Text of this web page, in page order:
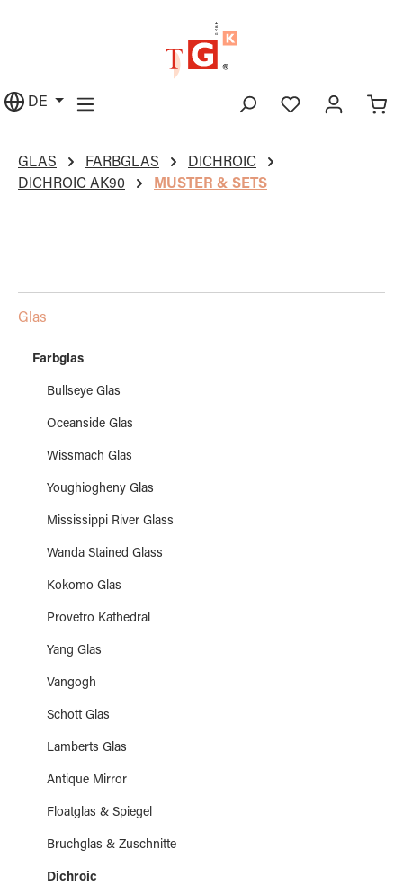
DE
GLAS FARBGLAS
DICHROIC
DICHROIC AK90
MUSTER & SETS
Glas
Farbglas
Bullseye Glas
Oceanside Glas
Wissmach Glas
Youghiogheny Glas
Mississippi River Glass
Wanda Stained Glass
Kokomo Glas
Provetro Kathedral
Yang Glas
Vangogh
Schott Glas
Lamberts Glas
Antique Mirror
Floatglas & Spiegel
Bruchglas & Zuschnitte
Dichroic